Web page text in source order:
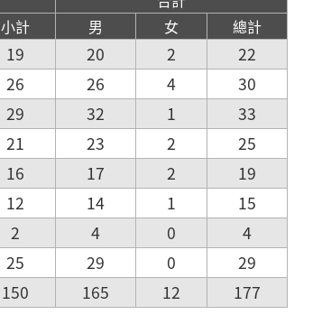
小計 男 女 總計
19 20 2
22
26 26 4
30
29 32 1
33
21 23 2
25
16 17 2
19
12 14 1
15
2 4 0
4
25 29 0
29
150 165 12 177